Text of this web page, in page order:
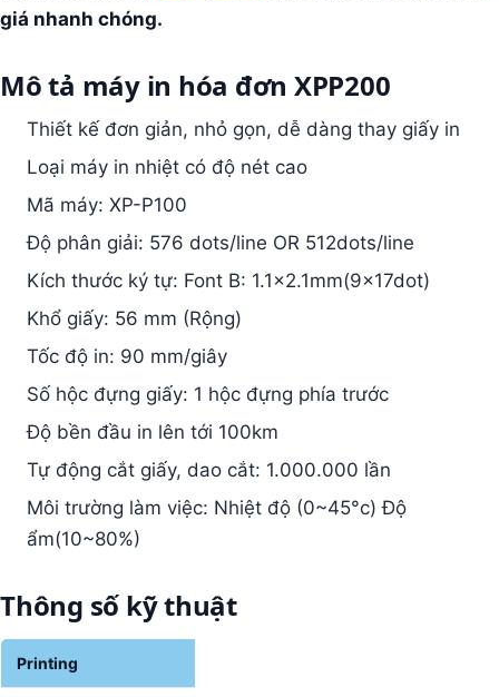
giá nhanh chóng.
Mô tả máy in hóa đơn XPP200
Thiết kế đơn giản, nhỏ gọn, dễ dàng thay giấy in
Loại máy in nhiệt có độ nét cao
Mã máy: XP-P100
Độ phân giải: 576 dots/line OR 512dots/line
Kích thước ký tự: Font B: 1.1×2.1mm(9×17dot)
Khổ giấy: 56 mm (Rộng)
Tốc độ in: 90 mm/giây
Số hộc đựng giấy: 1 hộc đựng phía trước
Độ bền đầu in lên tới 100km
Tự động cắt giấy, dao cắt: 1.000.000 lần
Môi trường làm việc: Nhiệt độ (0~45°c) Độ
ẩm(10~80%)
Thông số kỹ thuật
Printing